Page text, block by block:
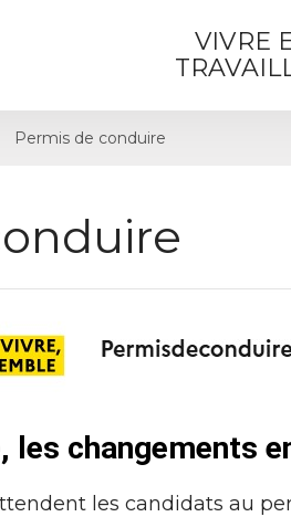
VIVRE
Permis de conduire
les changements
les candidats au